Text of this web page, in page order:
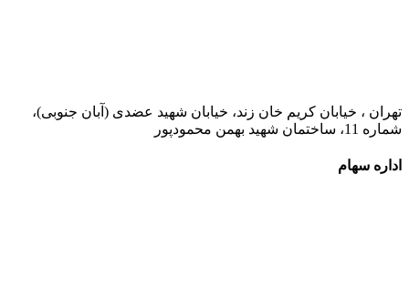
تهران ، خیابان کریم خان زند، خیابان شهید عضدی (آبان جنوبی)،
شماره 11، ساختمان شهید بهمن محمودپور
اداره سهام